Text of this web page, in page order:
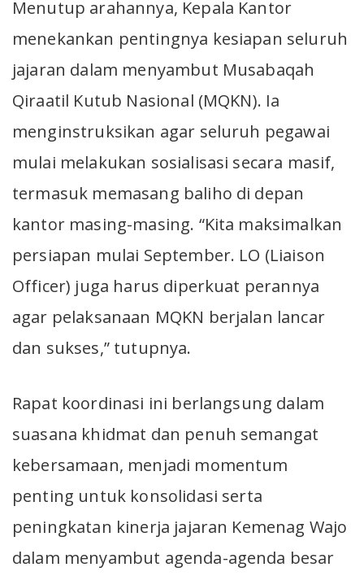
Menutup arahannya, Kepala Kantor
menekankan pentingnya kesiapan seluruh
jajaran dalam menyambut Musabaqah
Qiraatil Kutub Nasional (MQKN). Ia
menginstruksikan agar seluruh pegawai
mulai melakukan sosialisasi secara masif,
termasuk memasang baliho di depan
kantor masing-masing. “Kita maksimalkan
persiapan mulai September. LO (Liaison
Officer) juga harus diperkuat perannya
agar pelaksanaan MQKN berjalan lancar
dan sukses,” tutupnya.
Rapat koordinasi ini berlangsung dalam
suasana khidmat dan penuh semangat
kebersamaan, menjadi momentum
penting untuk konsolidasi serta
peningkatan kinerja jajaran Kemenag Wajo
dalam menyambut agenda-agenda besar